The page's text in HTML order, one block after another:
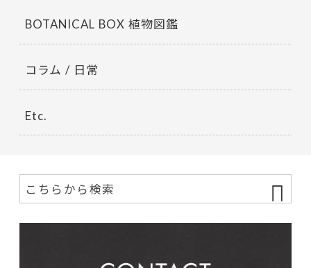
BOTANICAL BOX 植物図鑑
コラム / 日常
Etc.